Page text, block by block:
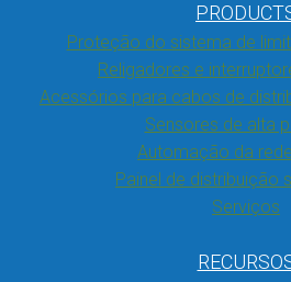
Proteção do sistema de
Religadores e
Acessórios para cabos de
Sensores de alta
Automação da
Painel de distribuição
Serviços